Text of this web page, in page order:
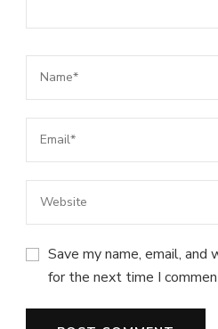
Save my name, email,
for the next time I